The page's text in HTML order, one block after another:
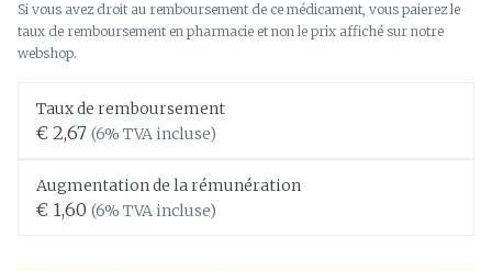
Si vous avez droit au remboursement de ce médicament, vous paierez le
taux de remboursement en pharmacie et non le prix affiché sur notre
webshop.
Taux de remboursement
€ 2,67 (6% TVA incluse)
Augmentation de la rémunération
€ 1,60 (6% TVA incluse)